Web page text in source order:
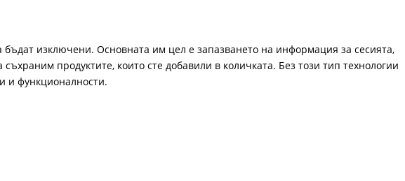
изключени. Основната им цел е запазването на информация за сесията,
продуктите, които сте добавили в количката. Без този тип технологии
и функционалности.